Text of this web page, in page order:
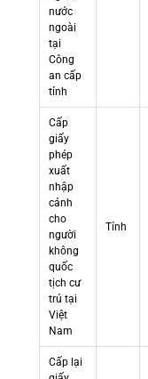
nước
ngoài
tại
Công
an cấp
tỉnh
Cấp
giấy
phép
xuất
nhập
cảnh
cho
người
không
quốc
tịch cư
trú tại
Việt
Nam
Tỉnh
Cấp lại